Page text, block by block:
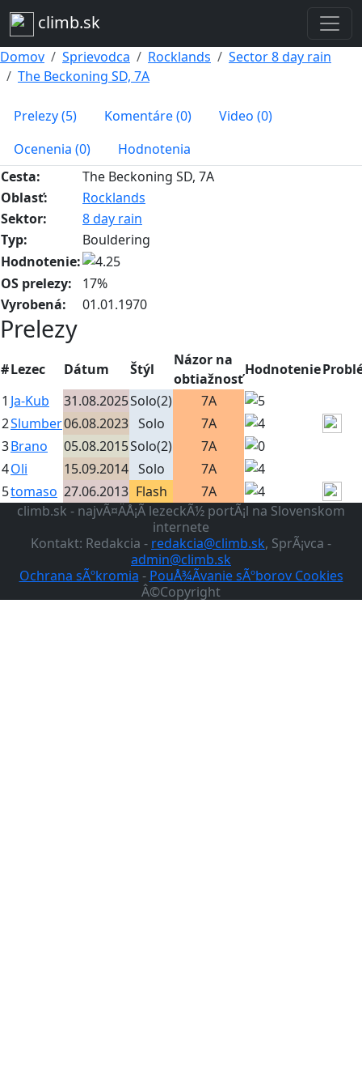
climb.sk
Domov Sprievodca Rocklands
Sector 8 day rain
The Beckoning SD, 7A
Prelezy (5) Komentáre (0)
Video (0)
Ocenenia (0)
Hodnotenia
Cesta:
The Beckoning SD, 7A
Oblasť:
Rocklands
Sektor:
8 day rain
Typ:
Bouldering
Hodnotenie:
OS prelezy:
17%
Vyrobená:
01.01.1970
Prelezy
#Lezec Dátum Štýl
Názor na
obtiažnosť
Hodnotenie
1 Ja-Kub 31.08.2025Solo(2)
7A
2Slumber06.08.2023 Solo
7A
3Brano 05.08.2015Solo(2)
7A
4Oli 15.09.2014 Solo
7A
5tomaso 27.06.2013 Flash
7A
climb.sk - najvÃ¤ÄÅ¡Ã­ lezeckÃ½ portÃ¡l na Slovenskom
internete
Kontakt: Redakcia - redakcia@climb.sk, SprÃ¡vca -
admin@climb.sk
Ochrana sÃºkromia - PouÅ¾Ã­vanie sÃºborov Cookies
Â©Copyright